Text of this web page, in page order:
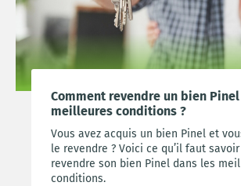
Comment revendre un bien
meilleures conditions ?
Vous avez acquis un bien Pinel et
le revendre ? Voici ce qu’il faut
revendre son bien Pinel dans les
conditions.